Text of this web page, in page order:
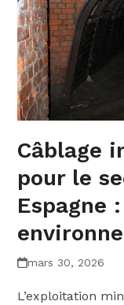
Câblage
pour le
Espagne
mars 30, 2026
L’exploitation